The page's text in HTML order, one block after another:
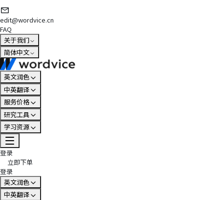
edit@wordvice.cn
FAQ
关于我们
简体中文
英文润色
中英翻译
服务价格
研究工具
学习资源
登录
立即下单
登录
英文润色
中英翻译